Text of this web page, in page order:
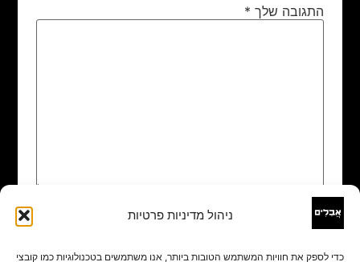
ניהול מדיניות פרטיות
כדי לספק את חוויות המשתמש הטובות ביותר, אנו משתמשים בטכנולוגיות כמו קובצי
התגובה שלך *
שם